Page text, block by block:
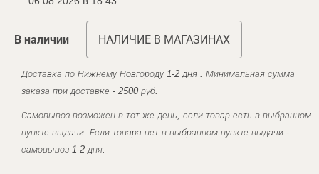
В наличии НАЛИЧИЕ В МАГАЗИНАХ
Доставка по Нижнему Новгороду 1-2 дня . Минимальная сумма
заказа при доставке - 2500 руб.
Самовывоз возможен в тот же день, если товар есть в выбранном
пункте выдачи. Если товара нет в выбранном пункте выдачи -
самовывоз 1-2 дня.